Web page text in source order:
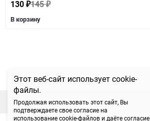
Этот веб-сайт использует cookie-
файлы.
Продолжая использовать этот сайт, Вы
подтверждаете свое согласие на
использование cookie-файлов и даёте согласие
130 ₽145₽
В корзину
наверх